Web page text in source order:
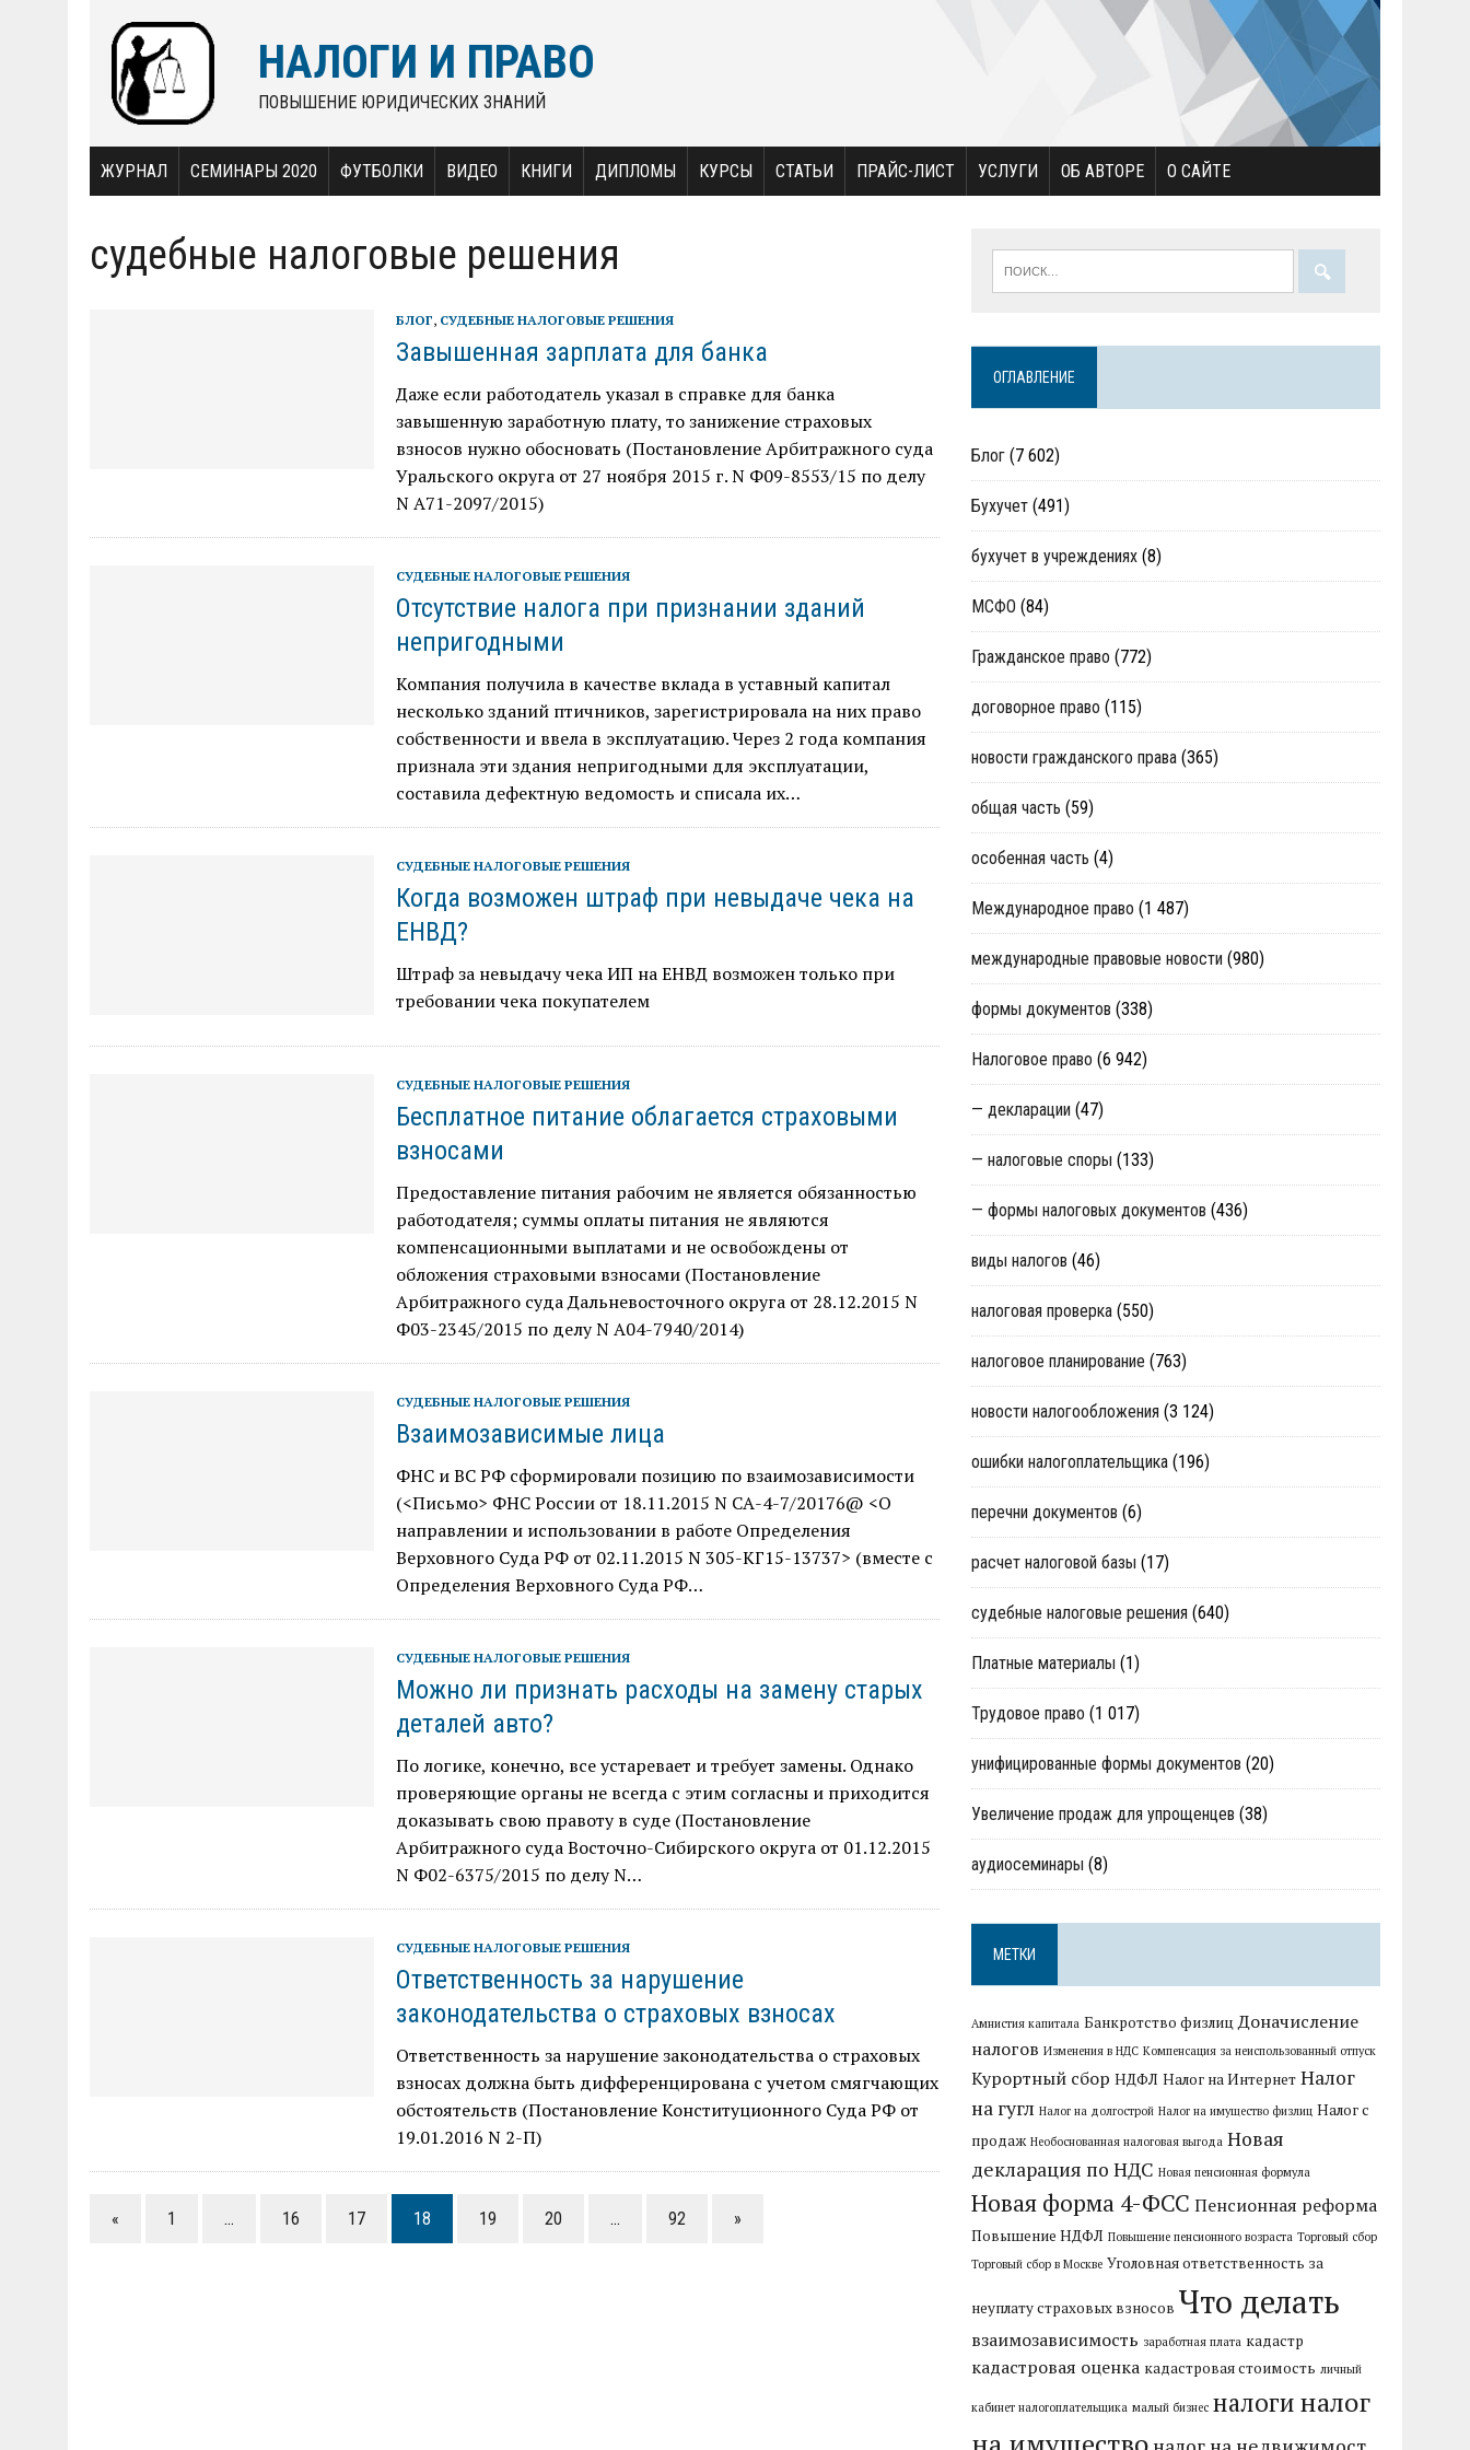
НАЛОГИ И ПРАВО
ПОВЫШЕНИЕ ЮРИДИЧЕСКИХ ЗНАНИЙ
ЖУРНАЛ СЕМИНАРЫ 2020 ФУТБОЛКИ ВИДЕО КНИГИ ДИПЛОМЫ КУРСЫ СТАТЬИ ПРАЙС-ЛИСТ УСЛУГИ ОБ АВТОРЕ О САЙТЕ
судебные налоговые решения
БЛОГ, СУДЕБНЫЕ НАЛОГОВЫЕ РЕШЕНИЯ
Завышенная зарплата для банка
Даже если работодатель указал в справке для банка
завышенную заработную плату, то занижение страховых
взносов нужно обосновать (Постановление Арбитражного суда
Уральского округа от 27 ноября 2015 г. N Ф09-8553/15 по делу
N А71-2097/2015)
СУДЕБНЫЕ НАЛОГОВЫЕ РЕШЕНИЯ
Отсутствие налога при признании зданий
непригодными
Компания получила в качестве вклада в уставный капитал
несколько зданий птичников, зарегистрировала на них право
собственности и ввела в эксплуатацию. Через 2 года компания
признала эти здания непригодными для эксплуатации,
составила дефектную ведомость и списала их…
СУДЕБНЫЕ НАЛОГОВЫЕ РЕШЕНИЯ
Когда возможен штраф при невыдаче чека на
ЕНВД?
Штраф за невыдачу чека ИП на ЕНВД возможен только при
требовании чека покупателем
СУДЕБНЫЕ НАЛОГОВЫЕ РЕШЕНИЯ
Бесплатное питание облагается страховыми
взносами
Предоставление питания рабочим не является обязанностью
работодателя; суммы оплаты питания не являются
компенсационными выплатами и не освобождены от
обложения страховыми взносами (Постановление
Арбитражного суда Дальневосточного округа от 28.12.2015 N
Ф03-2345/2015 по делу N А04-7940/2014)
СУДЕБНЫЕ НАЛОГОВЫЕ РЕШЕНИЯ
Взаимозависимые лица
ФНС и ВС РФ cформировали позицию по взаимозависимости
(<Письмо> ФНС России от 18.11.2015 N СА-4-7/20176@ <О
направлении и использовании в работе Определения
Верховного Суда РФ от 02.11.2015 N 305-КГ15-13737> (вместе с
Определения Верховного Суда РФ…
СУДЕБНЫЕ НАЛОГОВЫЕ РЕШЕНИЯ
Можно ли признать расходы на замену старых
деталей авто?
По логике, конечно, все устаревает и требует замены. Однако
проверяющие органы не всегда с этим согласны и приходится
доказывать свою правоту в суде (Постановление
Арбитражного суда Восточно-Сибирского округа от 01.12.2015
N Ф02-6375/2015 по делу N…
СУДЕБНЫЕ НАЛОГОВЫЕ РЕШЕНИЯ
Ответственность за нарушение
законодательства о страховых взносах
Ответственность за нарушение законодательства о страховых
взносах должна быть дифференцирована с учетом смягчающих
обстоятельств (Постановление Конституционного Суда РФ от
19.01.2016 N 2-П)
« 1 … 16 17 18 19 20 … 92 »
ОГЛАВЛЕНИЕ
Блог (7 602)
Бухучет (491)
бухучет в учреждениях (8)
МСФО (84)
Гражданское право (772)
договорное право (115)
новости гражданского права (365)
общая часть (59)
особенная часть (4)
Международное право (1 487)
международные правовые новости (980)
формы документов (338)
Налоговое право (6 942)
— декларации (47)
— налоговые споры (133)
— формы налоговых документов (436)
виды налогов (46)
налоговая проверка (550)
налоговое планирование (763)
новости налогообложения (3 124)
ошибки налогоплательщика (196)
перечни документов (6)
расчет налоговой базы (17)
судебные налоговые решения (640)
Платные материалы (1)
Трудовое право (1 017)
унифицированные формы документов (20)
Увеличение продаж для упрощенцев (38)
аудиосеминары (8)
МЕТКИ
Амнистия капитала Банкротство физлиц Доначисление
налогов Изменения в НДС Компенсация за неиспользованный отпуск
Курортный сбор НДФЛ Налог на Интернет Налог
на гугл Налог на долгострой Налог на имущество физлиц Налог с
продаж Необоснованная налоговая выгода Новая
декларация по НДС Новая пенсионная формула
Новая форма 4-ФСС Пенсионная реформа
Повышение НДФЛ Повышение пенсионного возраста Торговый сбор
Торговый сбор в Москве Уголовная ответственность за
неуплату страховых взносов Что делать
взаимозависимость заработная плата кадастр
кадастровая оценка кадастровая стоимость личный
кабинет налогоплательщика малый бизнес налоги налог